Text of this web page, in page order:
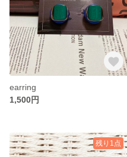
earring
1,500円
残り1点